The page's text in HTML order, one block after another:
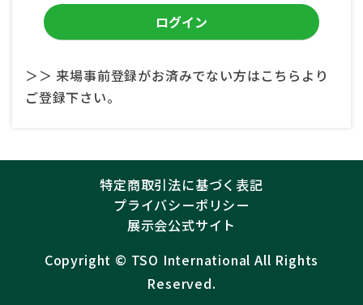
＞＞ 来場事前登録がお済みでない方はこちらより
ご登録下さい。
特定商取引法に基づく表記
プライバシーポリシー
展示会公式サイト
Copyright ©︎ TSO International All Rights
Reserved.